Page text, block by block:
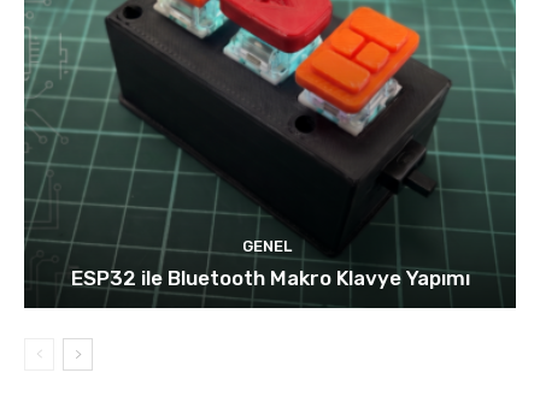
GENEL
ESP32 ile Bluetooth Makro Klavye Yapımı